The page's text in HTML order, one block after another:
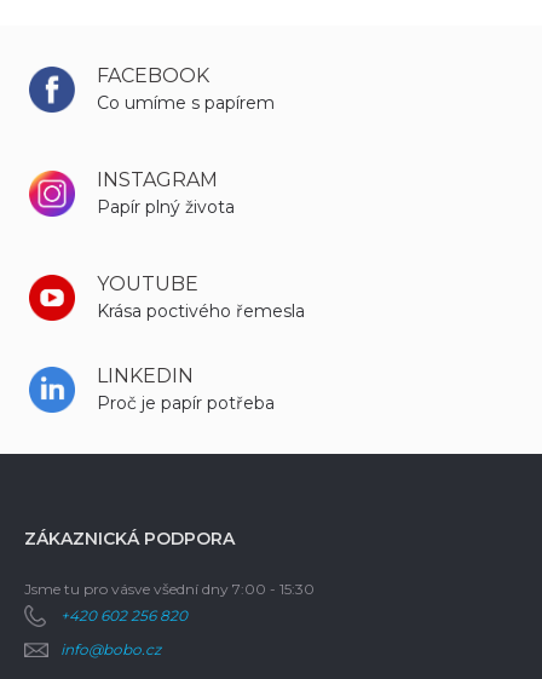
FACEBOOK
Co umíme s papírem
INSTAGRAM
Papír plný života
YOUTUBE
Krása poctivého řemesla
LINKEDIN
Proč je papír potřeba
ZÁKAZNICKÁ PODPORA
Jsme tu pro vásve všední dny 7:00 - 15:30
+420 602 256 820
info@bobo.cz